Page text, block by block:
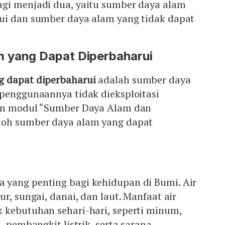
menjadi dua, yaitu sumber daya alam
dan sumber daya alam yang tidak dapat
yang Dapat Diperbaharui
dapat diperbaharuiadalah sumber daya
tidak dieksploitasi
modul “Sumber Daya Alam dan
sumber daya alam yang dapat
yang penting bagi kehidupan di Bumi. Air
sungai, danai, dan laut. Manfaat air
sehari-hari, seperti minum,